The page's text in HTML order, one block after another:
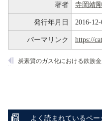
著者 寺岡靖剛
発行年月日 2016-12-
パーマリンク https://
よく読まれているペー